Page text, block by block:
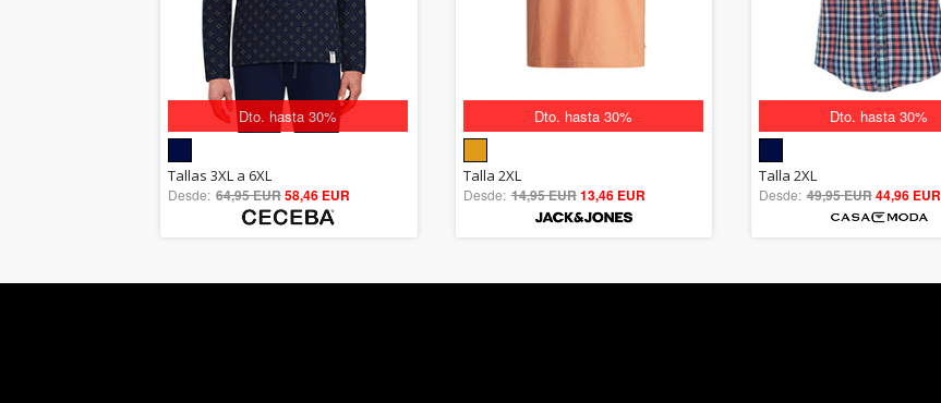
Dto. hasta 30%
5.00
out of 5
Tallas 3XL a 6XL
Desde: 64,95 EUR58,46 EUR
Dto. hasta 30%
out of 5
Talla 2XL
Desde: 14,95 EUR13,46 EUR
Dto. hasta 30%
out of 5
Talla 2XL
Desde: 49,95 EUR44,96 EUR